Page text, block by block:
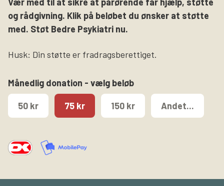
og rådgivning. Klik på beløbet du ønsker at støtte
med. Støt Bedre Psykiatri nu.
Husk: Din støtte er fradragsberettiget.
Månedlig donation - vælg beløb
50 kr 75 kr 150 kr Andet...